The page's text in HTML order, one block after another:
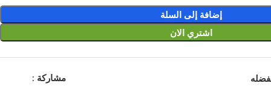
إضافة إلى السلة
اشتري الان
مشاركة :